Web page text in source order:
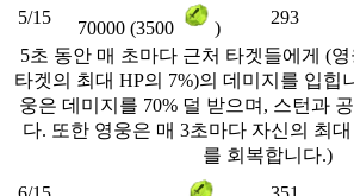
5/15
70000 (3500 )
293
5초 동안 매 초마다 근처 타겟들에게 (
타겟의 최대 HP의 7%)의 데미지를 입힙
웅은 데미지를 70% 덜 받으며, 스턴과
다. 또한 영웅은 매 3초마다 자신의 최
를 회복합니다.)